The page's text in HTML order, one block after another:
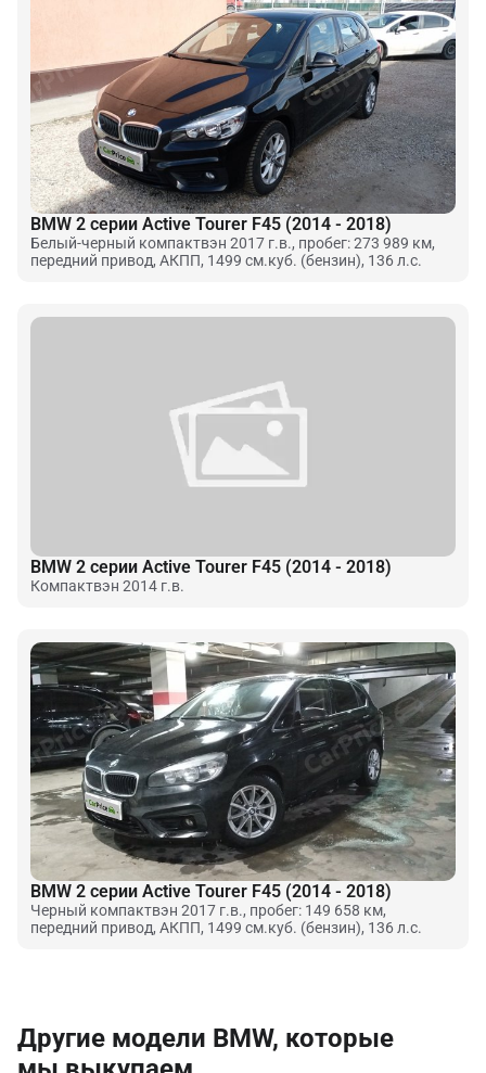
BMW 2 серии Active Tourer F45 (2014 - 2018)
Белый-черный компактвэн 2017 г.в., пробег: 273 989 км,
передний привод, АКПП, 1499 см.куб. (бензин), 136 л.с.
BMW 2 серии Active Tourer F45 (2014 - 2018)
Компактвэн 2014 г.в.
BMW 2 серии Active Tourer F45 (2014 - 2018)
Черный компактвэн 2017 г.в., пробег: 149 658 км,
передний привод, АКПП, 1499 см.куб. (бензин), 136 л.с.
Другие модели BMW, которые